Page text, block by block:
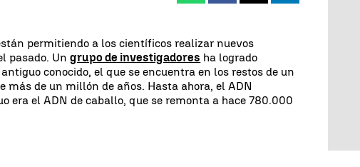
permitiendo a los científicos realizar nuevos
pasado. Ungrupo de investigadores ha logrado
conocido, el que se encuentra en los restos de un
más de un millón de años. Hasta ahora, el ADN
era el ADN de caballo, que se remonta a hace 780.000